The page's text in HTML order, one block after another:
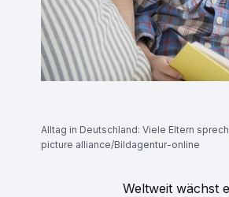
Alltag in Deutschland: Viele Eltern
picture alliance/Bildagentur-online
Weltweit wächst